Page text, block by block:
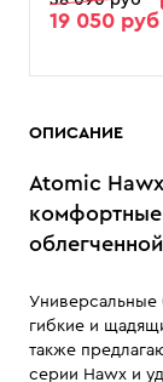
19 050 руб
ОПИСАНИЕ
Atomic
Универсальные
гибкие и
также
серии Hawx и